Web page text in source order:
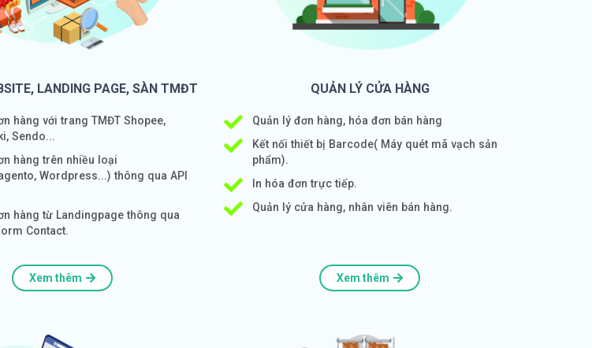
LANDING PAGE, SÀN TMĐT
hàng với trang TMĐT Shopee,
Sendo...
hàng trên nhiều loại
Wordpress...) thông qua API
hàng từ Landingpage thông qua
Contact.
Xem thêm
QUẢN LÝ CỬA HÀNG
Quản lý đơn hàng, hóa đơn bán hàng
Kết nối thiết bị Barcode( Máy quét mã vạch sản
phẩm).
In hóa đơn trực tiếp.
Quản lý cửa hàng, nhân viên bán hàng.
Xem thêm